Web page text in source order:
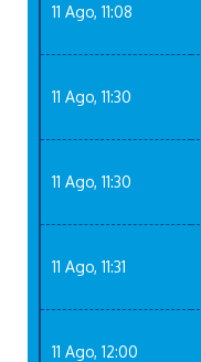
11 Ago, 11:08
11 Ago, 11:30
11 Ago, 11:30
11 Ago, 11:31
11 Ago, 12:00